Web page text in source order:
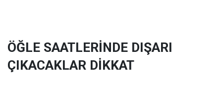
ÖĞLE SAATLERİNDE DIŞARI
ÇIKACAKLAR DİKKAT